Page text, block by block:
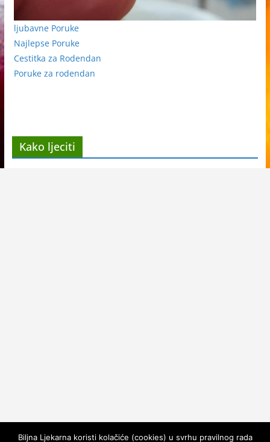
ljubavne Poruke
Najlepse Poruke
Cestitka za Rodendan
Poruke za rodendan
Kako ljeciti
Biljna Ljekarna koristi kolačiće (cookies) u svrhu pravilnog rada